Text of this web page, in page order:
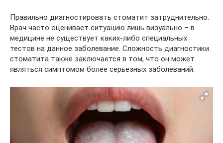
Правильно диагностировать стоматит затруднительно.
Врач часто оценивает ситуацию лишь визуально – в
медицине не существует каких-либо специальных
тестов на данное заболевание. Сложность диагностики
стоматита также заключается в том, что он может
являться симптомом более серьезных заболеваний.